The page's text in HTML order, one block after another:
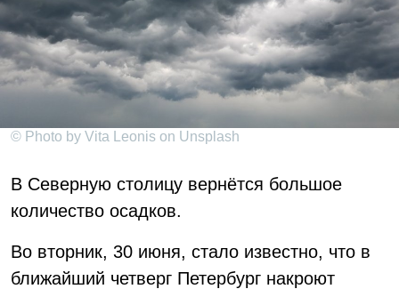
© Photo by Vita Leonis on Unsplash
В Северную столицу вернётся большое
количество осадков.
Во вторник, 30 июня, стало известно, что в
ближайший четверг Петербург накроют